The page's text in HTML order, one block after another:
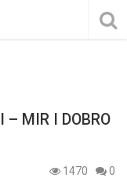
– MIR I DOBRO
1470
0